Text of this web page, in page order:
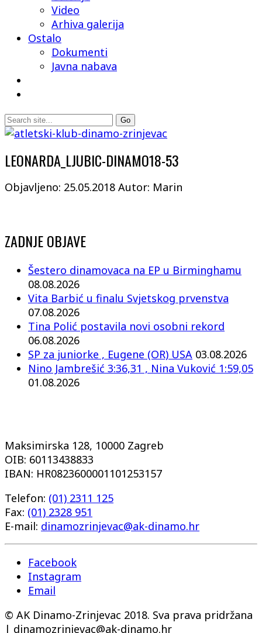
Video
Arhiva galerija
Ostalo
Dokumenti
Javna nabava
LEONARDA_LJUBIC-DINAMO18-53
Objavljeno: 25.05.2018 Autor: Marin
ZADNJE OBJAVE
Šestero dinamovaca na EP u Birminghamu
08.08.2026
Vita Barbić u finalu Svjetskog prvenstva
07.08.2026
Tina Polić postavila novi osobni rekord
06.08.2026
SP za juniorke , Eugene (OR) USA 03.08.2026
Nino Jambrešić 3:36,31 , Nina Vuković 1:59,05
01.08.2026
Maksimirska 128, 10000 Zagreb
OIB: 60113438833
IBAN: HR0823600001101253157
Telefon: (01) 2311 125
Fax: (01) 2328 951
E-mail: dinamozrinjevac@ak-dinamo.hr
Facebook
Instagram
Email
© AK Dinamo-Zrinjevac 2018. Sva prava pridržana
| dinamozrinjevac@ak-dinamo.hr